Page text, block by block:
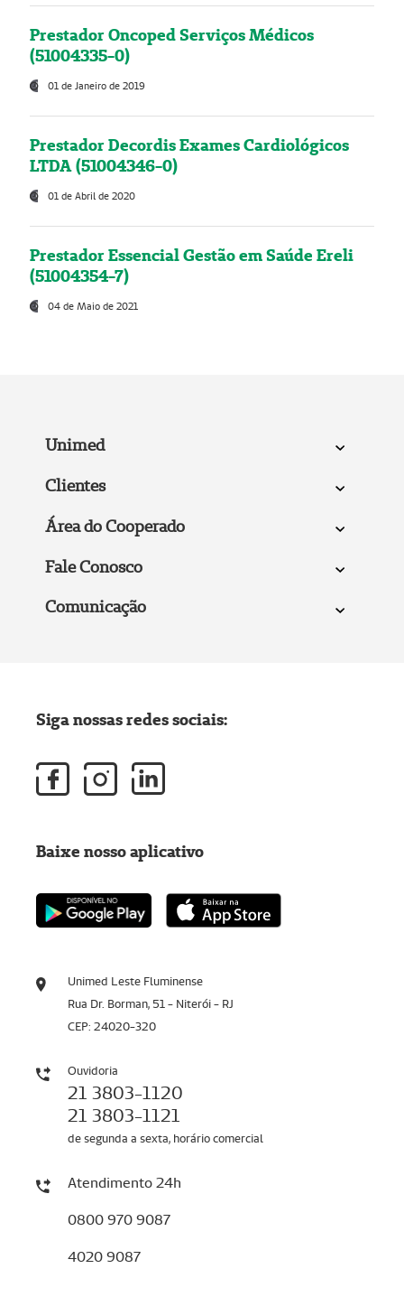
Prestador Oncoped Serviços Médicos
(51004335-0)
01 de Janeiro de 2019
Prestador Decordis Exames Cardiológicos
LTDA (51004346-0)
01 de Abril de 2020
Prestador Essencial Gestão em Saúde Ereli
(51004354-7)
04 de Maio de 2021
Unimed
Clientes
Área do Cooperado
Fale Conosco
Comunicação
Unimed Leste Fluminense
Rua Dr. Borman, 51 - Niterói - RJ
CEP: 24020-320
Ouvidoria
21 3803-1120
21 3803-1121
de segunda a sexta, horário comercial
Atendimento 24h
0800 970 9087
4020 9087
Siga nossas redes sociais:
Baixe nosso aplicativo